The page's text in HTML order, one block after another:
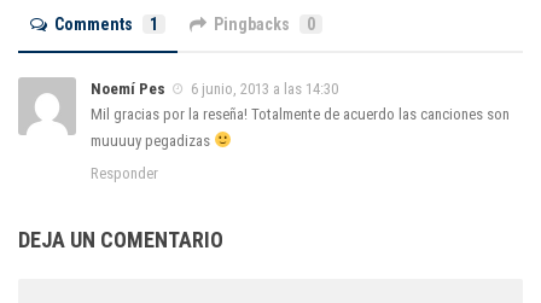
Comments 1 Pingbacks 0
Noemí Pes
6 junio, 2013 a las 14:30
Mil gracias por la reseña! Totalmente de acuerdo las canciones son
muuuuy pegadizas
Responder
DEJA UN COMENTARIO